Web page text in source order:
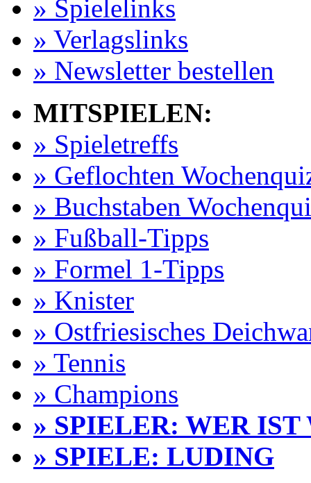
» Spielelinks
» Verlagslinks
» Newsletter bestellen
MITSPIELEN:
» Spieletreffs
» Geflochten
» Buchstaben
» Fußball-Tipps
» Formel 1-Tipps
» Knister
» Ostfriesisches
» Tennis
» Champions
» SPIELER: WER IST
» SPIELE: LUDING